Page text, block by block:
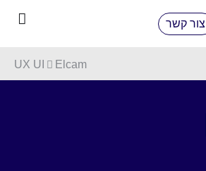
צור קשר
UX UI Elcam